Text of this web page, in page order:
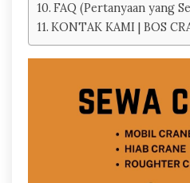
FAQ (Pertanyaan yang
KONTAK KAMI | BOS